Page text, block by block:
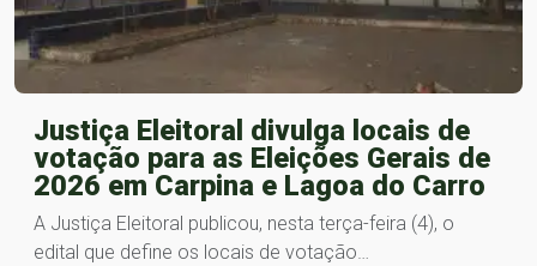
Justiça Eleitoral divulga locais de
votação para as Eleições Gerais de
2026 em Carpina e Lagoa do Carro
A Justiça Eleitoral publicou, nesta terça-feira (4), o
edital que define os locais de votação…